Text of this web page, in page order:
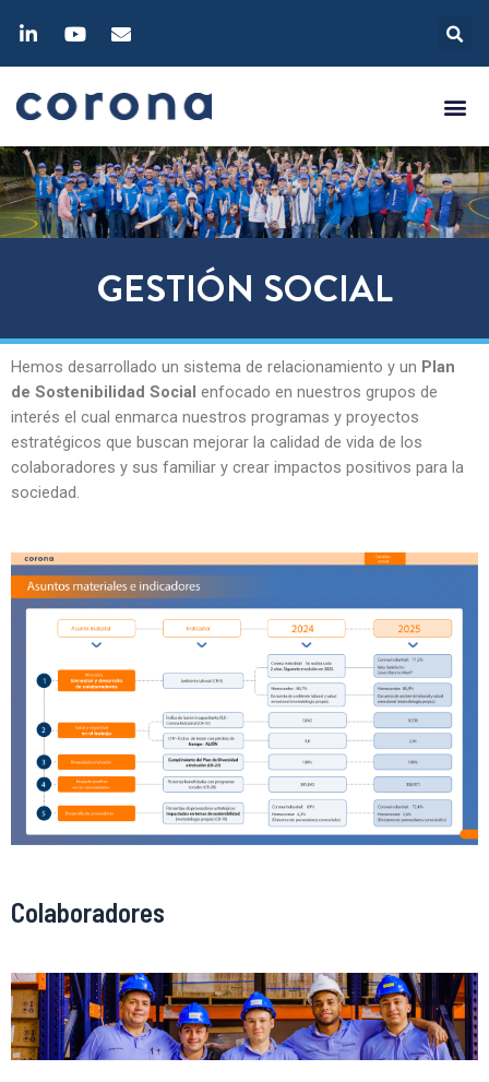
GESTIÓN SOCIAL
Hemos desarrollado un sistema de relacionamiento y un Plan
de Sostenibilidad Social enfocado en nuestros grupos de
interés el cual enmarca nuestros programas y proyectos
estratégicos que buscan mejorar la calidad de vida de los
colaboradores y sus familiar y crear impactos positivos para la
sociedad.
Colaboradores